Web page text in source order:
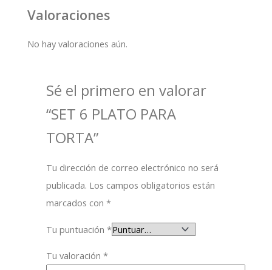
Valoraciones
No hay valoraciones aún.
Sé el primero en valorar
“SET 6 PLATO PARA
TORTA”
Tu dirección de correo electrónico no será
publicada. Los campos obligatorios están
marcados con*
Tu puntuación*
Tu valoración*